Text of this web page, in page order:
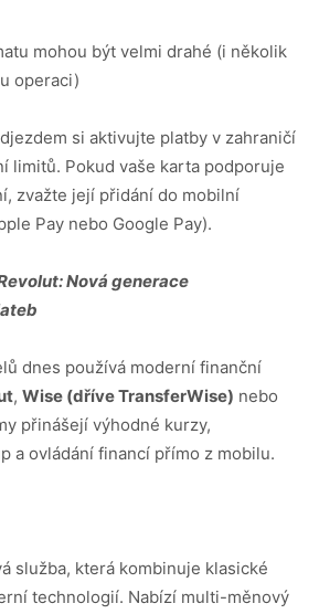
mohou být velmi drahé (i několik
operaci)
si aktivujte platby v zahraničí
limitů. Pokud vaše karta podporuje
zvažte její přidání do mobilní
Pay nebo Google Pay).
Nová generace
dnes používá moderní finanční
, Wise (dříve TransferWise) nebo
přinášejí výhodné kurzy,
a ovládání financí přímo z mobilu.
služba, která kombinuje klasické
technologií. Nabízí multi-měnový